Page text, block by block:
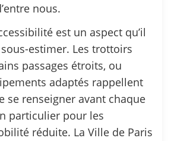
nous.
est un aspect qu’il
estimer. Les trottoirs
passages étroits, ou
adaptés rappellent
se renseigner avant chaque
particulier pour les
réduite. La Ville de Paris